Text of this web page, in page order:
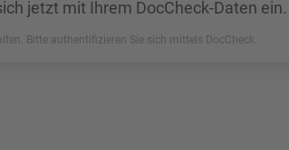
jetzt mit Ihrem DocCheck-Daten ein.
Bitte authentifizieren Sie sich mittels DocCheck.